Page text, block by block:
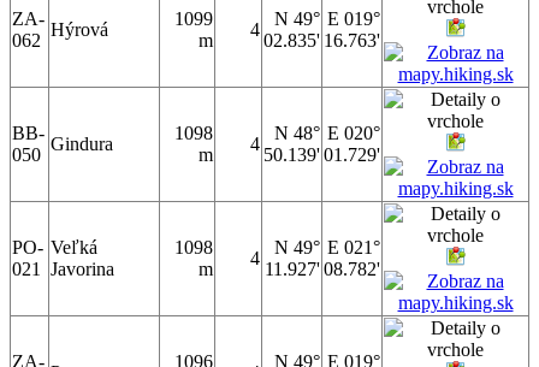
ZA-
062
Hýrová
1099
m
4
N 49°
02.835'
E 019°
16.763'
BB-
050
Gindura
1098
m
4
N 48°
50.139'
E 020°
01.729'
PO-
021
Veľká
Javorina
1098
m
4
N 49°
11.927'
E 021°
08.782'
ZA- 1096 N 49° E 019°